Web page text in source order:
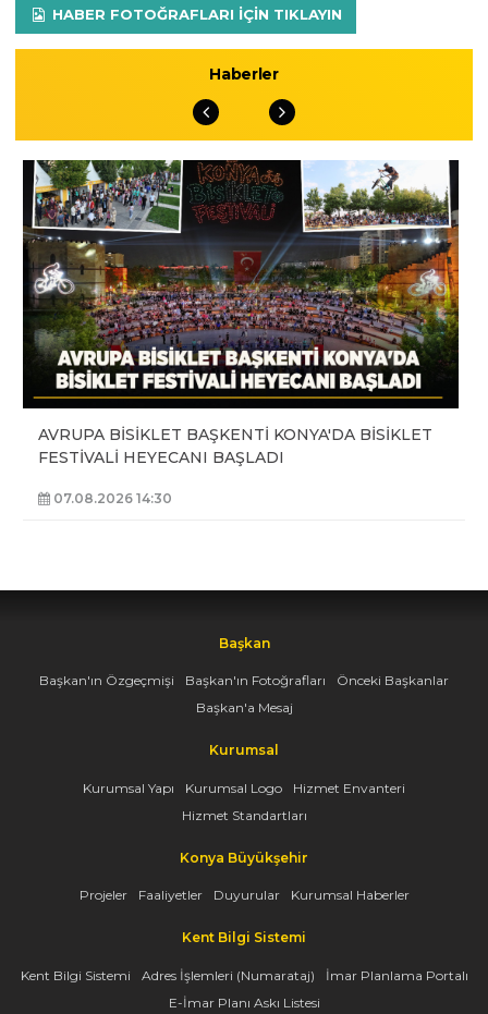
HABER FOTOĞRAFLARI IÇIN TIKLAYIN
Haberler
AVRUPA BİSİKLET BAŞKENTİ KONYA'DA BİSİKLET
FESTİVALİ HEYECANI BAŞLADI
07.08.2026 14:30
Başkan
Başkan'ın Özgeçmişi Başkan'ın Fotoğrafları
Önceki Başkanlar
Başkan'a Mesaj
Kurumsal
Kurumsal Yapı Kurumsal Logo
Hizmet Envanteri
Hizmet Standartları
Konya Büyükşehir
Projeler Faaliyetler Duyurular Kurumsal Haberler
Kent Bilgi Sistemi
Kent Bilgi Sistemi Adres İşlemleri (Numarataj)
İmar Planlama Portalı
E-İmar Planı Askı Listesi